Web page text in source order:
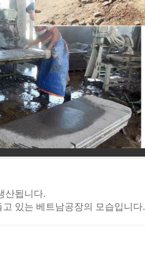
산됩니다.
있는 베트남공장의 모습입니다.